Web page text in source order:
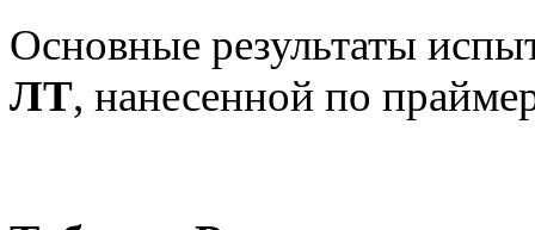
Основные результаты
ЛТ, нанесенной по